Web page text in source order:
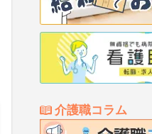
介護職コラム